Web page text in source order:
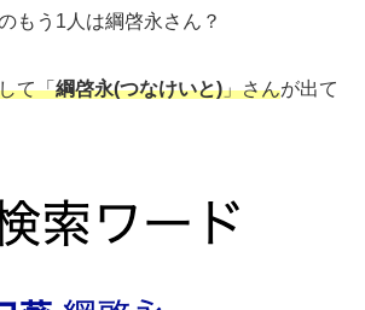
もう1人は綱啓永さん？
て「綱啓永(つなけいと)」さんが出て